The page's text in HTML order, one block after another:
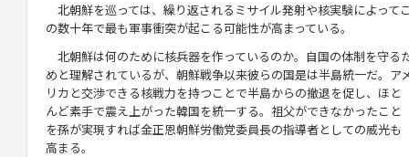
北朝鮮を巡っては、繰り返されるミサイル発射や核実験によって
の数十年で最も軍事衝突が起こる可能性が高まっている。
北朝鮮は何のために核兵器を作っているのか。自国の体制を守る
めと理解されているが、朝鮮戦争以来彼らの国是は半島統一だ。ア
リカと交渉できる核戦力を持つことで半島からの撤退を促し、ほと
んど素手で震え上がった韓国を統一する。祖父ができなかったこと
を孫が実現すれば金正恩朝鮮労働党委員長の指導者としての威光も
高まる。